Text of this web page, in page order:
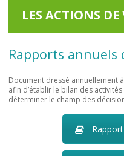
LES ACTIONS
Rapports annuels
Document dressé annuellement
afin d’établir le bilan des
déterminer le champ des